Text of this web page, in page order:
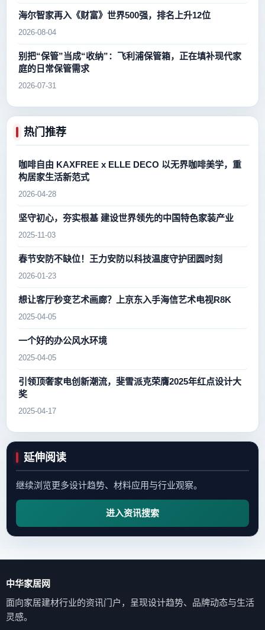
海尔智家再入《财富》世界500强，排名上升12位
2026-08-04
别把“保管”当成“收纳”：飞利浦保管箱，正在填补现代家
庭的日常保管需求
2026-07-31
热门推荐
咖啡自由 KAXFREE x ELLE DECO 以无界咖啡美学，重
构居家生活新范式
2026-04-28
坚守初心，夯实根基 建设世界领先的中国特色家装产业
2025-11-03
春节安防不缺位！王力安防以科技温度守护团圆时刻
2026-01-23
想让客厅秒变艺术画廊？上京东入手海信艺术电视R8K
2025-04-05
一个好的办公风水环境
2025-04-05
引领顶奢家电创新潮流，斐雪派克荣膺2025年红点设计大
奖
2025-04-17
延伸阅读
继续浏览更多设计趋势、材料应用与行业观察。
进入资讯搜索
中华家居网
面向家居建材行业的资讯门户，呈现设计趋势、品牌动态与生活
灵感。